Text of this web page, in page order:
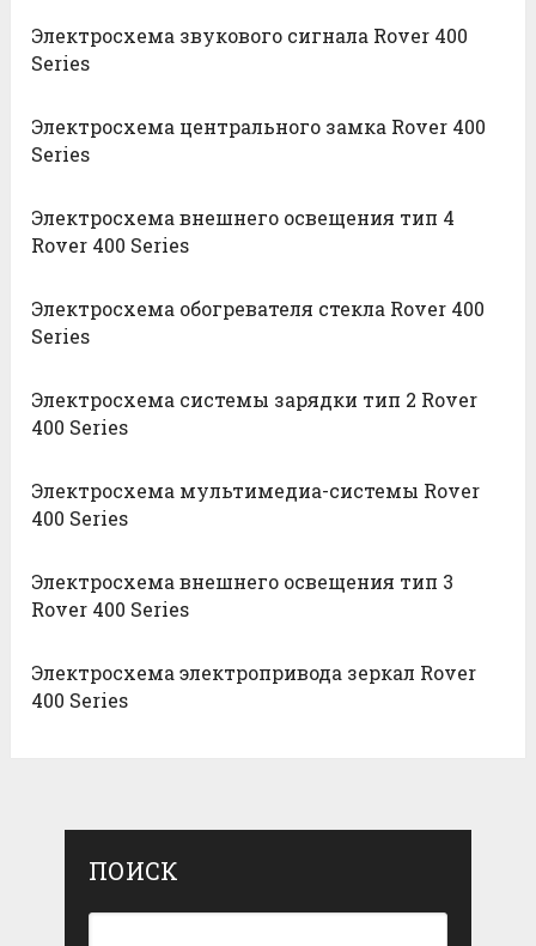
Электросхема звукового сигнала Rover 400
Series
Электросхема центрального замка Rover 400
Series
Электросхема внешнего освещения тип 4
Rover 400 Series
Электросхема обогревателя стекла Rover 400
Series
Электросхема системы зарядки тип 2 Rover
400 Series
Электросхема мультимедиа-системы Rover
400 Series
Электросхема внешнего освещения тип 3
Rover 400 Series
Электросхема электропривода зеркал Rover
400 Series
ПОИСК